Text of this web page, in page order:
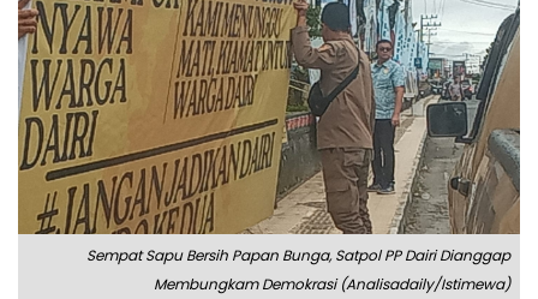
Sempat Sapu Bersih Papan Bunga, Satpol PP Dairi Dianggap
Membungkam Demokrasi (Analisadaily/Istimewa)